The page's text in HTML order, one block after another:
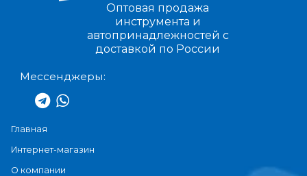
Оптовая продажа
инструмента и
автопринадлежностей с
доставкой по России
Мессенджеры:
Главная
Интернет-магазин
О компании